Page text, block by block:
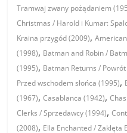
Tramwaj zwany pożądaniem
Christmas / Harold i Kumar:
Kraina przygód (2009),
(1998), Batman and Robin /
(1995), Batman Returns /
Przed wschodem słońca (1995),
(1967),Casablanca (1942),
Clerks / Sprzedawcy (1994),
(2008), Ella Enchanted / Zaklęta